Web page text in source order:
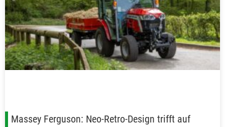
Massey Ferguson: Neo-Retro-Design trifft auf